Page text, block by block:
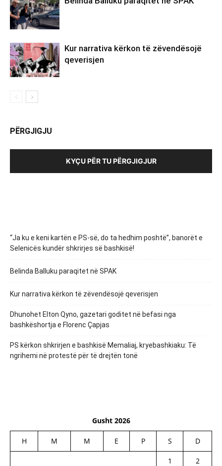
Kur narrativa kërkon të zëvendësojë
qeverisjen
PËRGJIGJU
KYÇU PËR TU PËRGJIGJUR
“Ja ku e keni kartën e PS-së, do ta hedhim poshtë”, banorët e
Selenicës kundër shkrirjes së bashkisë!
Belinda Balluku paraqitet në SPAK
Kur narrativa kërkon të zëvendësojë qeverisjen
Dhunohet Elton Qyno, gazetari goditet në befasi nga
bashkëshortja e Florenc Çapjas
PS kërkon shkrirjen e bashkisë Memaliaj, kryebashkiaku: Të
ngrihemi në protestë për të drejtën tonë
Gusht 2026
H M M E P S D
1
2